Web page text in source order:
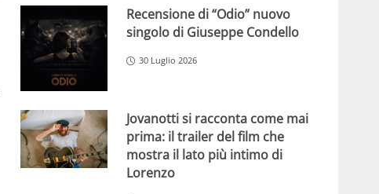
Recensione di “Odio” nuovo
singolo di Giuseppe Condello
30 Luglio 2026
Jovanotti si racconta come mai
prima: il trailer del film che
mostra il lato più intimo di
Lorenzo